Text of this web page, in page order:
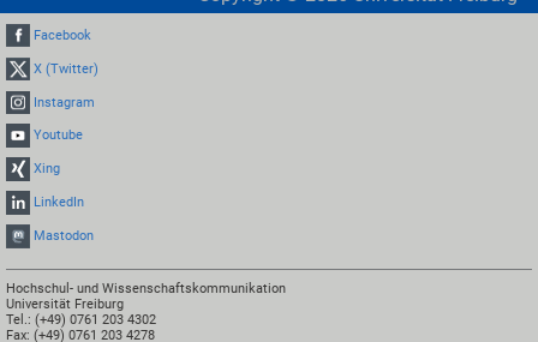
Facebook
X (Twitter)
Instagram
Youtube
Xing
LinkedIn
Mastodon
Hochschul- und Wissenschaftskommunikation
Universität Freiburg
Tel.: (+49) 0761 203 4302
Fax: (+49) 0761 203 4278